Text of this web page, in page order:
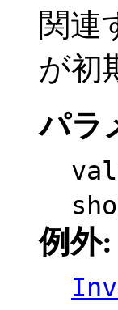
関連
が初
パラ
例外: